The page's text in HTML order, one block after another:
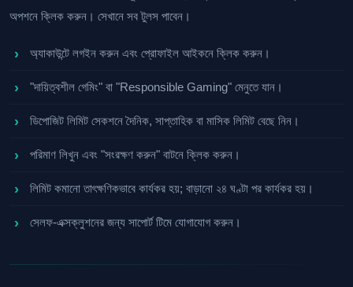
অপশনে ক্লিক করুন। সেখানে সব টুলস পাবেন।
অ্যাকাউন্টে লগইন করুন এবং প্রোফাইল আইকনে ক্লিক করুন।
"দায়িত্বশীল গেমিং" বা "Responsible Gaming" মেনুতে যান।
ডিপোজিট লিমিট সেকশনে দৈনিক, সাপ্তাহিক বা মাসিক লিমিট বেছে নিন।
পরিমাণ লিখুন এবং "সংরক্ষণ করুন" বাটনে ক্লিক করুন।
লিমিট কমানো তাৎক্ষণিকভাবে কার্যকর হয়; বাড়ানো ২৪ ঘণ্টা পর কার্যকর হয়।
সেলফ-এক্সক্লুশনের জন্য সাপোর্ট টিমে যোগাযোগ করুন।